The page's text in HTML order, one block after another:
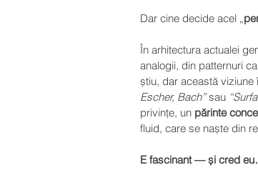
Dar cine decide acel „
În arhitectura actualei
analogii, din patternuri
știu, dar această
Escher, Bach” sau
privințe, un părinte
fluid, care se naște din
E fascinant — și cred